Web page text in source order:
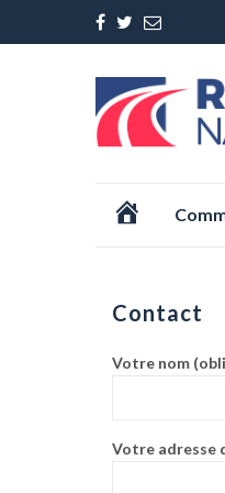
Accueil
Contact
Votre nom
Votre adresse